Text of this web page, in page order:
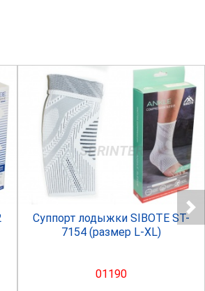
SPRINTER
Суппорт лодыжки SIBOTE ST-
7154 (размер L-XL)
01190